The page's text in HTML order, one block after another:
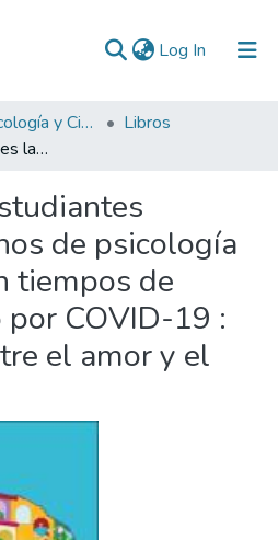
Log In (current)
Facultad de Psicología y Ciencias Sociales
Libros
Prácticas de estudiantes latinoamericanos de psicología comunitaria en tiempos de confinamiento por COVID-19 : encuentros entre el amor y el espanto
de psicología
tiempos de
COVID-19 :
el amor y el